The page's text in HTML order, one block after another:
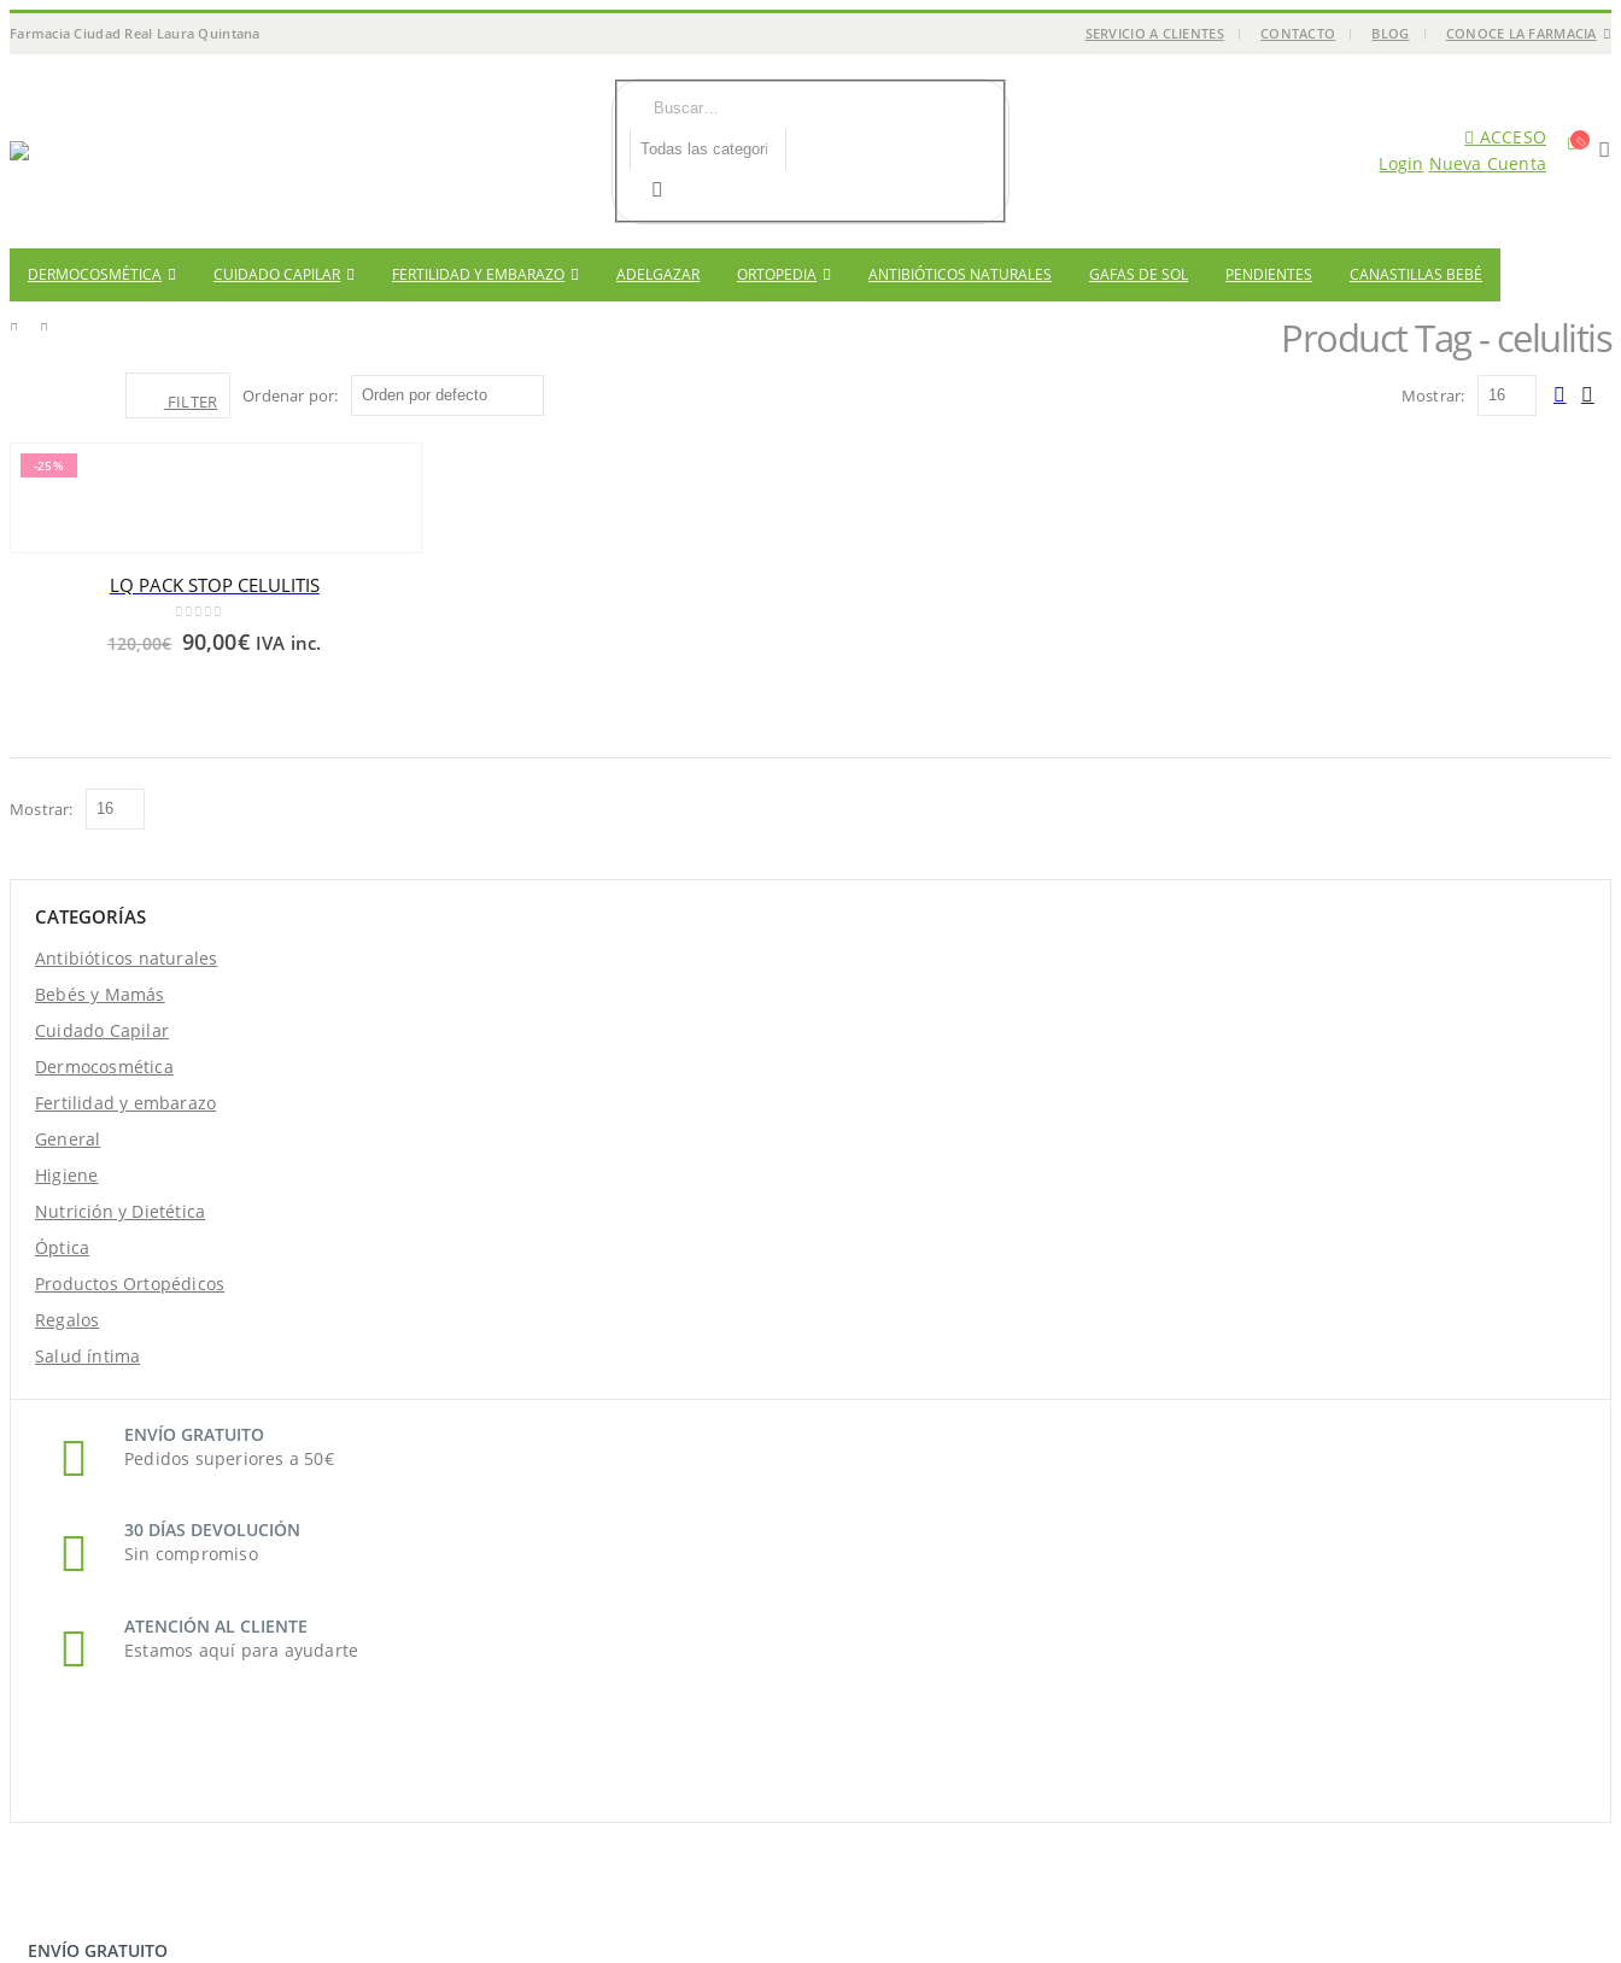
Farmacia Ciudad Real Laura Quintana SERVICIO A CLIENTES CONTACTO BLOG CONOCE LA FARMACIA
ACCESO
Login Nueva Cuenta
DERMOCOSMÉTICA CUIDADO CAPILAR FERTILIDAD Y EMBARAZO ADELGAZAR ORTOPEDIA ANTIBIÓTICOS NATURALES GAFAS DE SOL PENDIENTES CANASTILLAS BEBÉ
Product Tag - celulitis
FILTER Ordenar por: Mostrar:
-25%
LQ PACK STOP CELULITIS
120,00€ 90,00€ IVA inc.
Mostrar:
CATEGORÍAS
Antibióticos naturales
Bebés y Mamás
Cuidado Capilar
Dermocosmética
Fertilidad y embarazo
General
Higiene
Nutrición y Dietética
Óptica
Productos Ortopédicos
Regalos
Salud íntima
ENVÍO GRATUITO
Pedidos superiores a 50€
30 DÍAS DEVOLUCIÓN
Sin compromiso
ATENCIÓN AL CLIENTE
Estamos aquí para ayudarte
ENVÍO GRATUITO